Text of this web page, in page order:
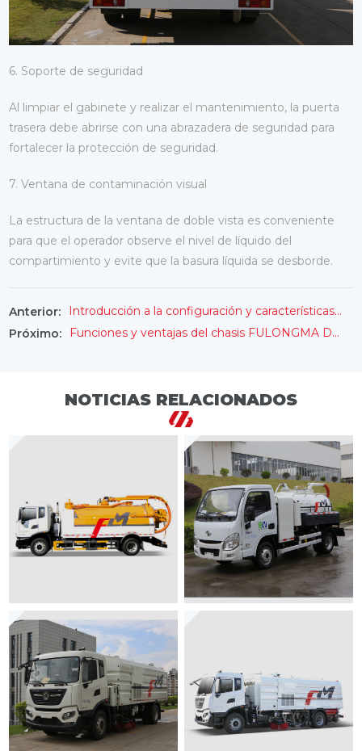
6. Soporte de seguridad
Al limpiar el gabinete y realizar el mantenimiento, la puerta
trasera debe abrirse con una abrazadera de seguridad para
fortalecer la protección de seguridad.
7. Ventana de contaminación visual
La estructura de la ventana de doble vista es conveniente
para que el operador observe el nivel de líquido del
compartimiento y evite que la basura líquida se desborde.
Anterior:
Introducción a la configuración y características del camión de basura autocargable FULONGMA
Próximo:
Funciones y ventajas del chasis FULONGMA Dongfeng Vehículo multifunción de supresión de polvo de 25 toneladas
NOTICIAS RELACIONADOS